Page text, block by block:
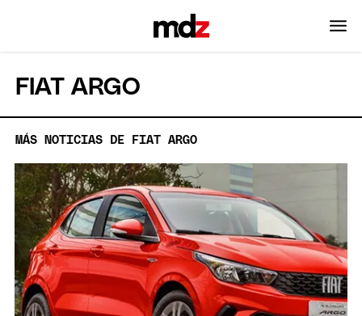
FIAT ARGO
MÁS NOTICIAS DE FIAT ARGO